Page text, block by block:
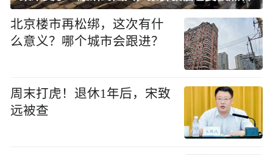
北京楼市再松绑，这次有什
么意义？哪个城市会跟进？
周末打虎！退休1年后，宋致
远被查